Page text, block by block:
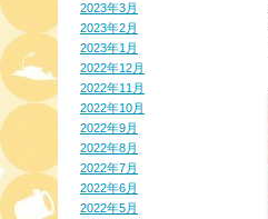
2023年3月
2023年2月
2023年1月
2022年12月
2022年11月
2022年10月
2022年9月
2022年8月
2022年7月
2022年6月
2022年5月